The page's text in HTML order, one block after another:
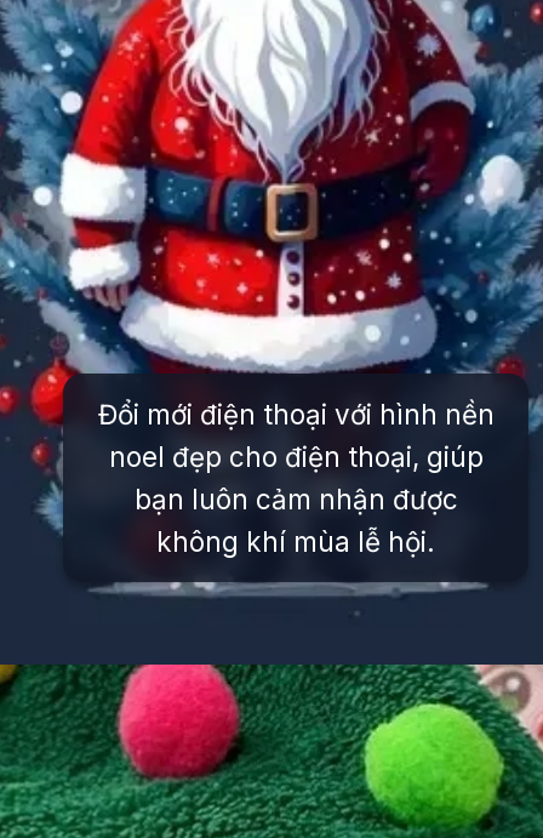
Đổi mới điện thoại với hình nền
noel đẹp cho điện thoại, giúp
bạn luôn cảm nhận được
không khí mùa lễ hội.
Đang mở https://issiloo.edu.vn/avatar-noel